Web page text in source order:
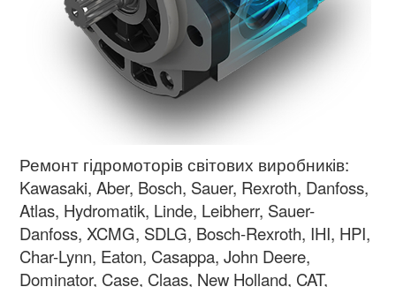
Ремонт гідромоторів світових виробників:
Kawasaki, Aber, Bosch, Sauer, Rexroth, Danfoss,
Atlas, Hydromatik, Linde, Leibherr, Sauer-
Danfoss, XCMG, SDLG, Bosch-Rexroth, IHI, HPI,
Char-Lynn, Eaton, Casappa, John Deere,
Dominator, Case, Claas, New Holland, CAT,